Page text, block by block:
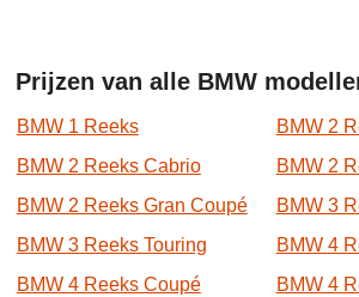
Prijzen van alle BMW
BMW 1 Reeks
BMW 2
BMW 2 Reeks Cabrio
BMW 2
BMW 2 Reeks Gran Coupé
BMW 3
BMW 3 Reeks Touring
BMW 4
BMW 4 Reeks Coupé
BMW 4